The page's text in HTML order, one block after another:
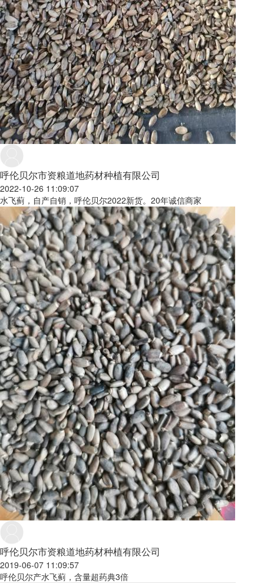
呼伦贝尔市资粮道地药材种植有限公司
2022-10-26 11:09:07
水飞蓟，自产自销，呼伦贝尔2022新货。20年诚信商家
呼伦贝尔市资粮道地药材种植有限公司
2019-06-07 11:09:57
呼伦贝尔产水飞蓟，含量超药典3倍